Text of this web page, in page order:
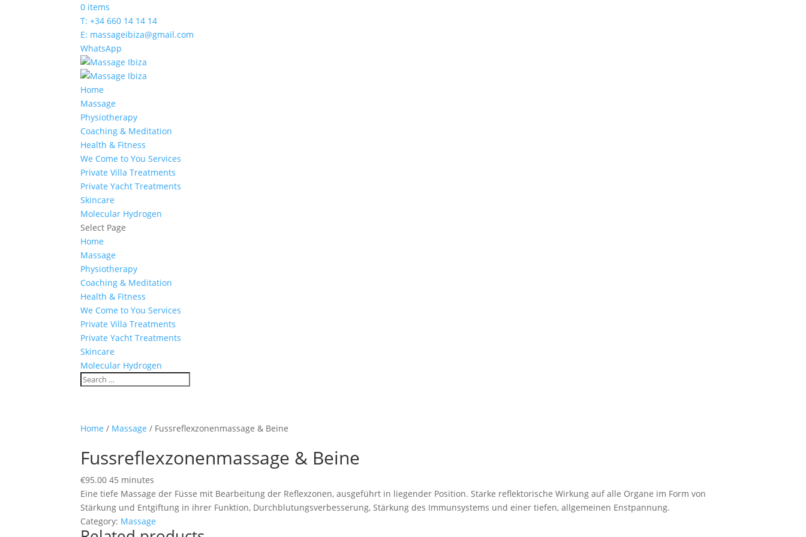
0 items
T: +34 660 14 14 14
E: massageibiza@gmail.com
WhatsApp
Home
Massage
Physiotherapy
Coaching & Meditation
Health & Fitness
We Come to You Services
Private Villa Treatments
Private Yacht Treatments
Skincare
Molecular Hydrogen
Select Page
Home
Massage
Physiotherapy
Coaching & Meditation
Health & Fitness
We Come to You Services
Private Villa Treatments
Private Yacht Treatments
Skincare
Molecular Hydrogen
Home / Massage / Fussreflexzonenmassage & Beine
Fussreflexzonenmassage & Beine
€95.00 45 minutes
Eine tiefe Massage der Füsse mit Bearbeitung der Reflexzonen, ausgeführt in liegender Position. Starke reflektorische Wirkung auf alle Organe im Form von
Stärkung und Entgiftung in ihrer Funktion, Durchblutungsverbesserung, Stärkung des Immunsystems und einer tiefen, allgemeinen Enstpannung.
Category: Massage